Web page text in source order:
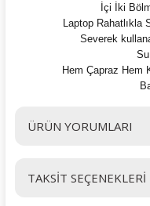
İçi İki
Laptop Rahatlıkla
Severek
Hem Çapraz Hem
ÜRÜN YORUMLARI
Bu ürüne
TAKSİT SEÇENEKLERİ